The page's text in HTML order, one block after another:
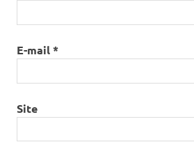
E-mail*
Site